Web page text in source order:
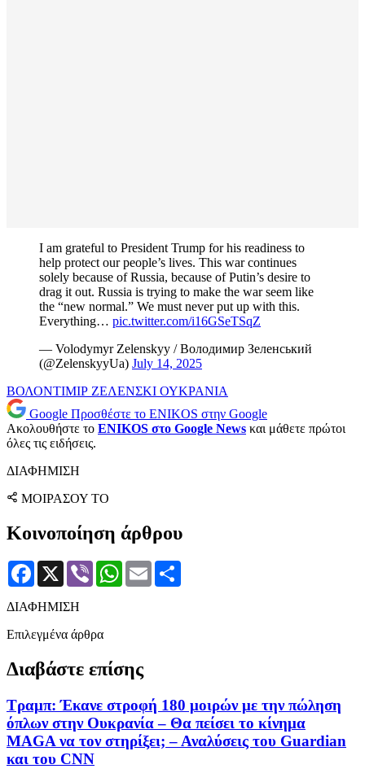
I am grateful to President Trump for his readiness to
help protect our people’s lives. This war continues
solely because of Russia, because of Putin’s desire to
drag it out. Russia is trying to make the war seem like
the “new normal.” We must never put up with this.
Everything… pic.twitter.com/i16GSeTSqZ
— Volodymyr Zelenskyy / Володимир Зеленський
(@ZelenskyyUa) July 14, 2025
ΒΟΛΟΝΤΙΜΙΡ ΖΕΛΕΝΣΚΙ ΟΥΚΡΑΝΙΑ
Google Προσθέστε το ENIKOS στην Google
Ακολουθήστε το ENIKOS στο Google News και μάθετε πρώτοι
όλες τις ειδήσεις.
ΔΙΑΦΗΜΙΣΗ
ΜΟΙΡΑΣΟΥ ΤΟ
Κοινοποίηση άρθρου
Facebook
X Viber WhatsApp
Email
ΔΙΑΦΗΜΙΣΗ
Επιλεγμένα άρθρα
Διαβάστε επίσης
Τραμπ: Έκανε στροφή 180 μοιρών με την πώληση
όπλων στην Ουκρανία – Θα πείσει το κίνημα
MAGA να τον στηρίξει; – Αναλύσεις του Guardian
και του CNN